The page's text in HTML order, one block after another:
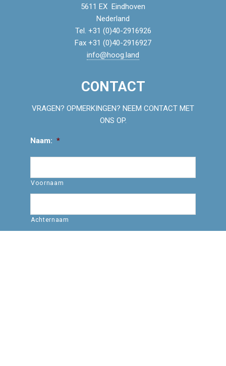
5611 EX Eindhoven
Nederland
Tel. +31 (0)40-2916926
Fax +31 (0)40-2916927
info@hoog.land
CONTACT
VRAGEN? OPMERKINGEN? NEEM CONTACT MET
ONS OP.
Naam: *
Voornaam
Achternaam